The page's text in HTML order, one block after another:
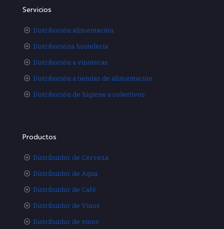
Servicios
Distribución alimentación
Distribucióna hostelería
Distribución a vinotecas
Distribución a tiendas de alimentación
Distribución de higiene a colectivos
Productos
Distribuidor de Cerveza
Distribuidor de Agua
Distribuidor de Café
Distribuidor de Vinos
Distribuidor de vinos